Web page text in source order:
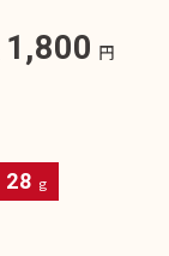
1,800 円
28 g